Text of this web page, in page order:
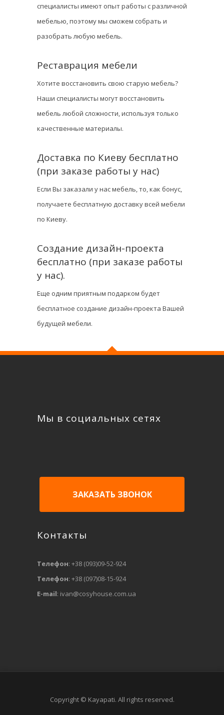
специалисты имеют опыт работы с различной
мебелью, поэтому мы сможем собрать и
разобрать любую мебель.
Реставрация мебели
Хотите восстановить свою старую мебель?
Наши специалисты могут восстановить
мебель любой сложности, используя только
качественные материалы.
Доставка по Киеву бесплатно
(при заказе работы у нас)
Если Вы заказали у нас мебель, то, как бонус,
получаете бесплатную доставку всей мебели
по Киеву.
Создание дизайн-проекта
бесплатно (при заказе работы
у нас).
Еще одним приятным подарком будет
бесплатное создание дизайн-проекта Вашей
будущей мебели.
Мы в социальных сетях
ЗАКАЗАТЬ ЗВОНОК
Контакты
Телефон: +38 (093)09-52-924
Телефон: +38 (097)08-15-924
E-mail: ivan@cosyhouse.com.ua
Copyright © Kayapati. All rights reserved.